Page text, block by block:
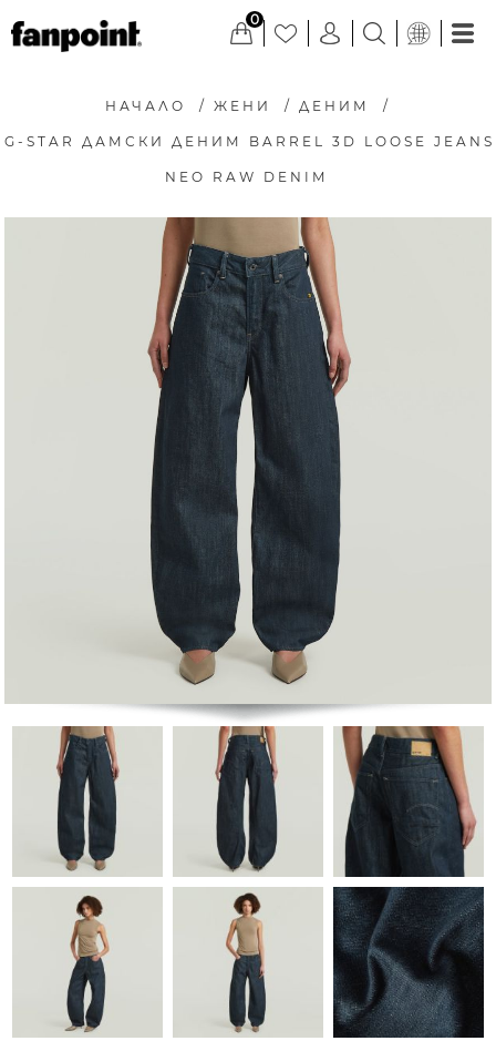
0
НАЧАЛО / ЖЕНИ / ДЕНИМ /
G-STAR ДАМСКИ ДЕНИМ BARREL 3D LOOSE JEANS
NEO RAW DENIM